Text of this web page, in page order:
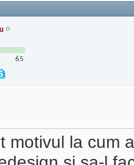
65
motivul la cum